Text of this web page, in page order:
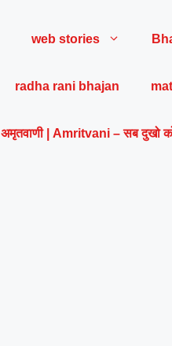
web stories
radha rani bhajan
अमृतवाणी | Amritvani – सब दुखो